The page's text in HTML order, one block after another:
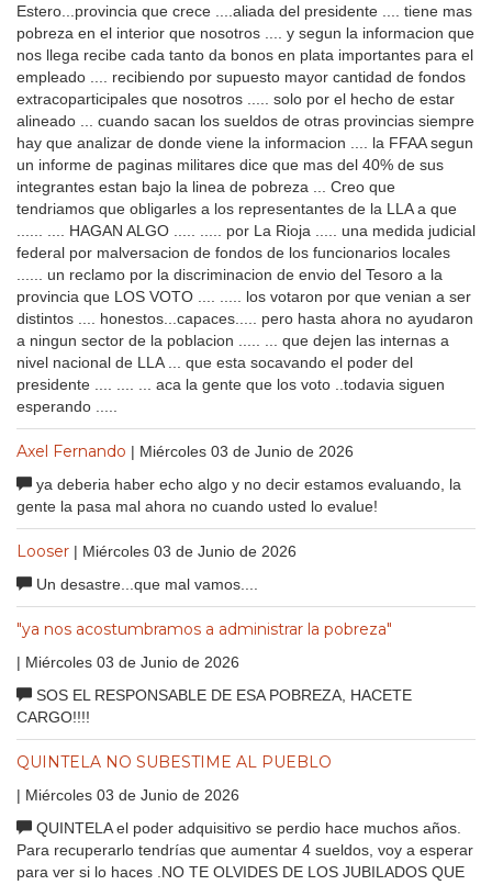
Estero...provincia que crece ....aliada del presidente .... tiene mas
pobreza en el interior que nosotros .... y segun la informacion que
nos llega recibe cada tanto da bonos en plata importantes para el
empleado .... recibiendo por supuesto mayor cantidad de fondos
extracoparticipales que nosotros ..... solo por el hecho de estar
alineado ... cuando sacan los sueldos de otras provincias siempre
hay que analizar de donde viene la informacion .... la FFAA segun
un informe de paginas militares dice que mas del 40% de sus
integrantes estan bajo la linea de pobreza ... Creo que
tendriamos que obligarles a los representantes de la LLA a que
...... .... HAGAN ALGO ..... ..... por La Rioja ..... una medida judicial
federal por malversacion de fondos de los funcionarios locales
...... un reclamo por la discriminacion de envio del Tesoro a la
provincia que LOS VOTO .... ..... los votaron por que venian a ser
distintos .... honestos...capaces..... pero hasta ahora no ayudaron
a ningun sector de la poblacion ..... ... que dejen las internas a
nivel nacional de LLA ... que esta socavando el poder del
presidente .... .... ... aca la gente que los voto ..todavia siguen
esperando .....
Axel Fernando | Miércoles 03 de Junio de 2026
ya deberia haber echo algo y no decir estamos evaluando, la
gente la pasa mal ahora no cuando usted lo evalue!
Looser | Miércoles 03 de Junio de 2026
Un desastre...que mal vamos....
"ya nos acostumbramos a administrar la pobreza"
| Miércoles 03 de Junio de 2026
SOS EL RESPONSABLE DE ESA POBREZA, HACETE
CARGO!!!!
QUINTELA NO SUBESTIME AL PUEBLO
| Miércoles 03 de Junio de 2026
QUINTELA el poder adquisitivo se perdio hace muchos años.
Para recuperarlo tendrías que aumentar 4 sueldos, voy a esperar
para ver si lo haces .NO TE OLVIDES DE LOS JUBILADOS QUE